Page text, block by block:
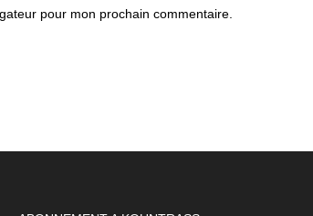
pour mon prochain commentaire.